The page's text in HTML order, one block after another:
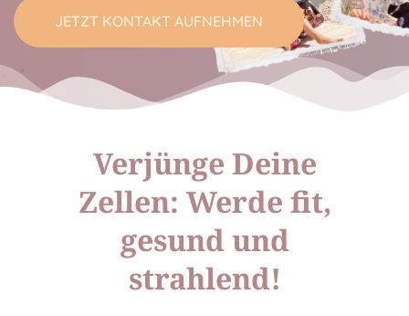
JETZT KONTAKT AUFNEHMEN
Verjünge Deine
Zellen: Werde fit,
gesund und
strahlend!